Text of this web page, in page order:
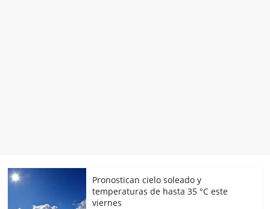
Pronostican cielo soleado y
temperaturas de hasta 35 °C este
viernes